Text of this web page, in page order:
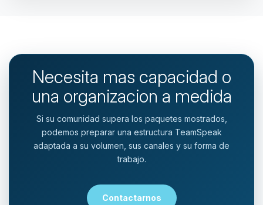
Necesita mas capacidad o
una organizacion a medida
Si su comunidad supera los paquetes mostrados,
podemos preparar una estructura TeamSpeak
adaptada a su volumen, sus canales y su forma de
trabajo.
Contactarnos